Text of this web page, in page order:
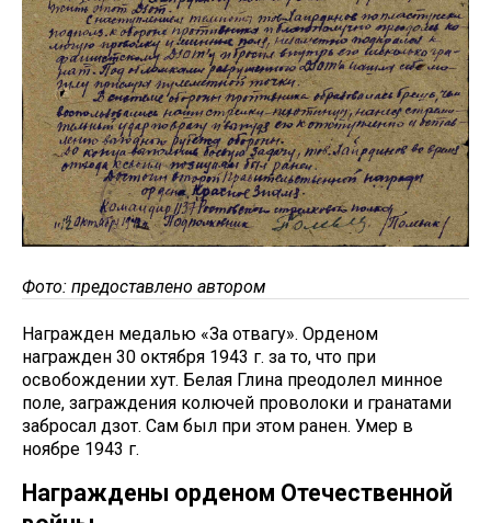
Фото: предоставлено автором
Награжден медалью «За отвагу». Орденом
награжден 30 октября 1943 г. за то, что при
освобождении хут. Белая Глина преодолел минное
поле, заграждения колючей проволоки и гранатами
забросал дзот. Сам был при этом ранен. Умер в
ноябре 1943 г.
Награждены орденом Отечественной